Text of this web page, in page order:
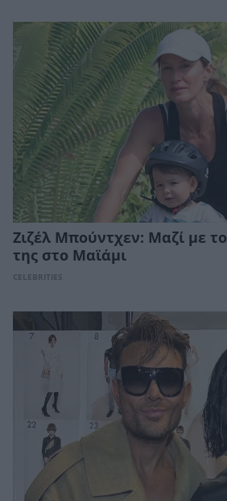
Ζιζέλ Μπούντχεν: Μαζί με
της στο Μαϊάμι
CELEBRITIES